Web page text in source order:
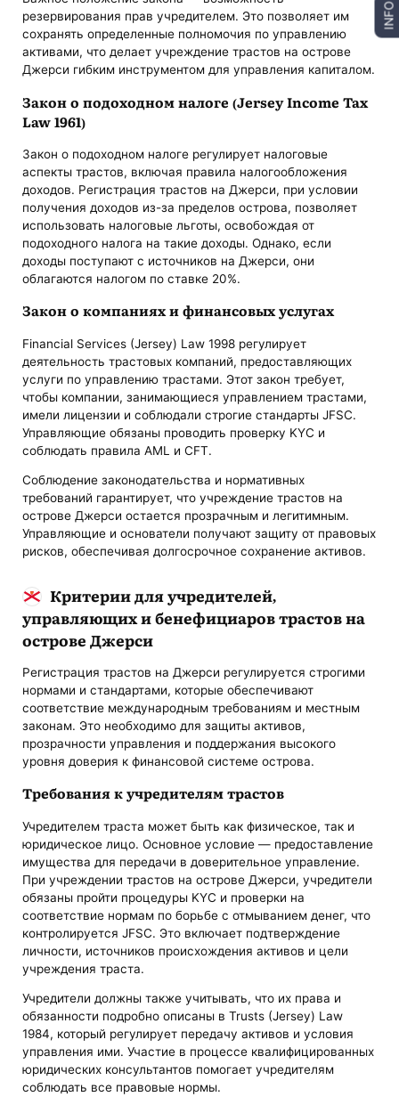
резервирования прав учредителем. Это позволяет им
сохранять определенные полномочия по управлению
активами, что делает учреждение трастов на острове
Джерси гибким инструментом для управления капиталом.
Закон о подоходном налоге (Jersey Income Tax
Law 1961)
Закон о подоходном налоге регулирует налоговые
аспекты трастов, включая правила налогообложения
доходов. Регистрация трастов на Джерси, при условии
получения доходов из-за пределов острова, позволяет
использовать налоговые льготы, освобождая от
подоходного налога на такие доходы. Однако, если
доходы поступают с источников на Джерси, они
облагаются налогом по ставке 20%.
Закон о компаниях и финансовых услугах
Financial Services (Jersey) Law 1998 регулирует
деятельность трастовых компаний, предоставляющих
услуги по управлению трастами. Этот закон требует,
чтобы компании, занимающиеся управлением трастами,
имели лицензии и соблюдали строгие стандарты JFSC.
Управляющие обязаны проводить проверку KYC и
соблюдать правила AML и CFT.
Соблюдение законодательства и нормативных
требований гарантирует, что учреждение трастов на
острове Джерси остается прозрачным и легитимным.
Управляющие и основатели получают защиту от правовых
рисков, обеспечивая долгосрочное сохранение активов.
Критерии для учредителей,
управляющих и бенефициаров трастов на
острове Джерси
Регистрация трастов на Джерси регулируется строгими
нормами и стандартами, которые обеспечивают
соответствие международным требованиям и местным
законам. Это необходимо для защиты активов,
прозрачности управления и поддержания высокого
уровня доверия к финансовой системе острова.
Требования к учредителям трастов
Учредителем траста может быть как физическое, так и
юридическое лицо. Основное условие — предоставление
имущества для передачи в доверительное управление.
При учреждении трастов на острове Джерси, учредители
обязаны пройти процедуры KYC и проверки на
соответствие нормам по борьбе с отмыванием денег, что
контролируется JFSC. Это включает подтверждение
личности, источников происхождения активов и цели
учреждения траста.
Учредители должны также учитывать, что их права и
обязанности подробно описаны в Trusts (Jersey) Law
1984, который регулирует передачу активов и условия
управления ими. Участие в процессе квалифицированных
юридических консультантов помогает учредителям
соблюдать все правовые нормы.
INFO